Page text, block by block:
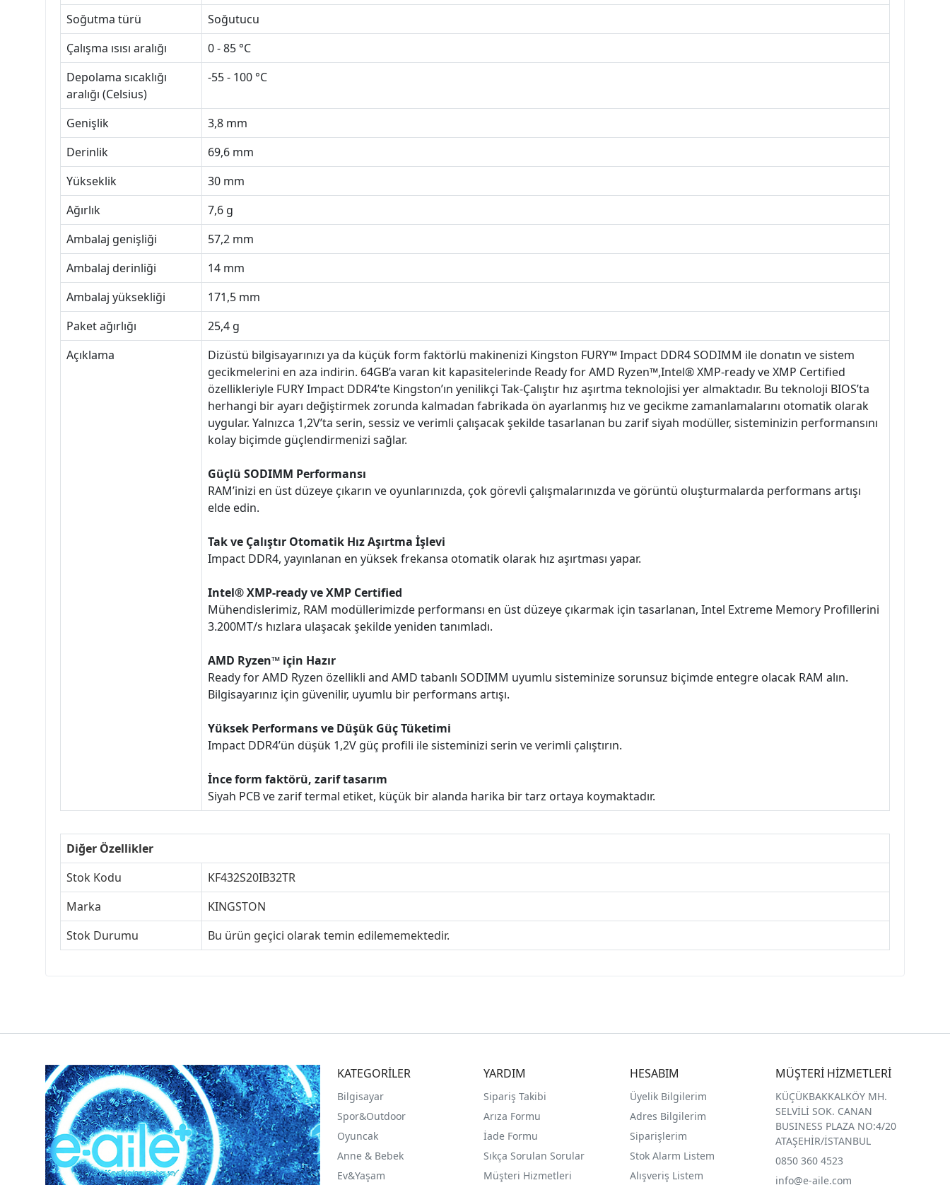
Soğutma türü
Soğutucu
Çalışma ısısı aralığı
0 - 85 °C
Depolama sıcaklığı
aralığı (Celsius)
-55 - 100 °C
Genişlik
3,8 mm
Derinlik
69,6 mm
Yükseklik
30 mm
Ağırlık
7,6 g
Ambalaj genişliği
57,2 mm
Ambalaj derinliği
14 mm
Ambalaj yüksekliği
171,5 mm
Paket ağırlığı
25,4 g
Açıklama
Dizüstü bilgisayarınızı ya da küçük form faktörlü makinenizi Kingston FURY™ Impact DDR4 SODIMM ile donatın ve sistem
gecikmelerini en aza indirin. 64GB’a varan kit kapasitelerinde Ready for AMD Ryzen™,Intel® XMP-ready ve XMP Certified
özellikleriyle FURY Impact DDR4’te Kingston’ın yenilikçi Tak-Çalıştır hız aşırtma teknolojisi yer almaktadır. Bu teknoloji BIOS’ta
herhangi bir ayarı değiştirmek zorunda kalmadan fabrikada ön ayarlanmış hız ve gecikme zamanlamalarını otomatik olarak
uygular. Yalnızca 1,2V’ta serin, sessiz ve verimli çalışacak şekilde tasarlanan bu zarif siyah modüller, sisteminizin performansını
kolay biçimde güçlendirmenizi sağlar.
Güçlü SODIMM Performansı
RAM’inizi en üst düzeye çıkarın ve oyunlarınızda, çok görevli çalışmalarınızda ve görüntü oluşturmalarda performans artışı
elde edin.
Tak ve Çalıştır Otomatik Hız Aşırtma İşlevi
Impact DDR4, yayınlanan en yüksek frekansa otomatik olarak hız aşırtması yapar.
Intel® XMP-ready ve XMP Certified
Mühendislerimiz, RAM modüllerimizde performansı en üst düzeye çıkarmak için tasarlanan, Intel Extreme Memory Profillerini
3.200MT/s hızlara ulaşacak şekilde yeniden tanımladı.
AMD Ryzen™ için Hazır
Ready for AMD Ryzen özellikli and AMD tabanlı SODIMM uyumlu sisteminize sorunsuz biçimde entegre olacak RAM alın.
Bilgisayarınız için güvenilir, uyumlu bir performans artışı.
Yüksek Performans ve Düşük Güç Tüketimi
Impact DDR4’ün düşük 1,2V güç profili ile sisteminizi serin ve verimli çalıştırın.
İnce form faktörü, zarif tasarım
Siyah PCB ve zarif termal etiket, küçük bir alanda harika bir tarz ortaya koymaktadır.
Diğer Özellikler
Stok Kodu
KF432S20IB32TR
Marka
KINGSTON
Stok Durumu
Bu ürün geçici olarak temin edilememektedir.
KATEGORİLER
Bilgisayar
Spor&Outdoor
Oyuncak
Anne & Bebek
Ev&Yaşam
YARDIM
Sipariş Takibi
Arıza Formu
İade Formu
Sıkça Sorulan Sorular
Müşteri Hizmetleri
HESABIM
Üyelik Bilgilerim
Adres Bilgilerim
Siparişlerim
Stok Alarm Listem
Alışveriş Listem
MÜŞTERİ HİZMETLERİ
KÜÇÜKBAKKALKÖY MH.
SELVİLİ SOK. CANAN
BUSINESS PLAZA NO:4/20
ATAŞEHİR/İSTANBUL
0850 360 4523
info@e-aile.com